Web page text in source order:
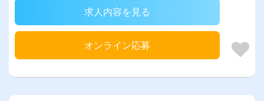
求人内容を見る
オンライン応募